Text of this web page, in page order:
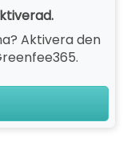
Aktivera den